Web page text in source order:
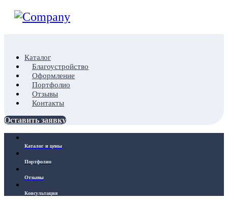
Каталог
Благоустройство
Оформление
Портфолио
Отзывы
Контакты
Оставить заявку
Каталог и цены
Портфолио
Отзывы
Консультация